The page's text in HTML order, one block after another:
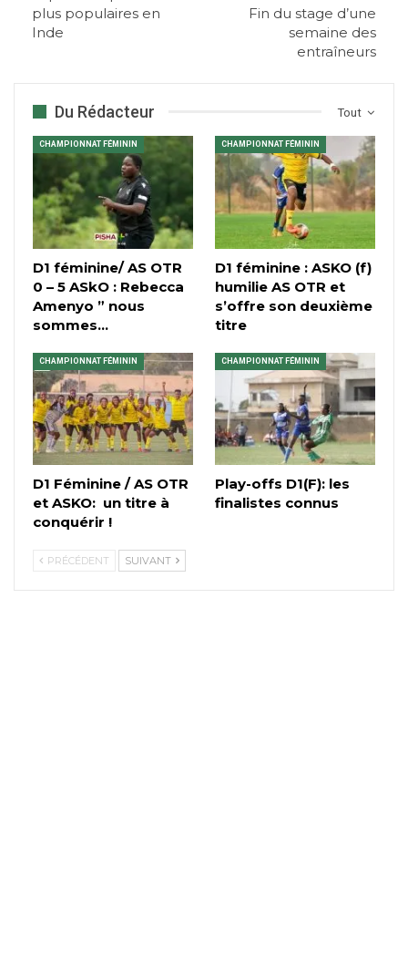
plus populaires en
Inde
Fin du stage d’une
semaine des
entraîneurs
Tout
Du Rédacteur
CHAMPIONNAT FÉMININ
D1 féminine/ AS OTR
0 – 5 ASkO : Rebecca
Amenyo ” nous
sommes…
CHAMPIONNAT FÉMININ
D1 féminine : ASKO (f)
humilie AS OTR et
s’offre son deuxième
titre
CHAMPIONNAT FÉMININ
D1 Féminine / AS OTR
et ASKO: un titre à
conquérir !
CHAMPIONNAT FÉMININ
Play-offs D1(F): les
finalistes connus
PRÉCÉDENT SUIVANT